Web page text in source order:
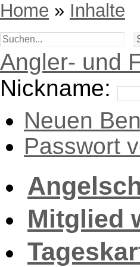
Home » Inhalte
Angler- und
Nickname:
Neuen
Passwort
Mitglied